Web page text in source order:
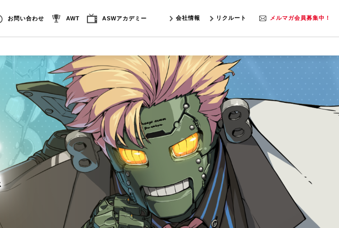
お問い合わせ AWT ASWアカデミー 会社情報 リクルート メルマガ会員募集中！